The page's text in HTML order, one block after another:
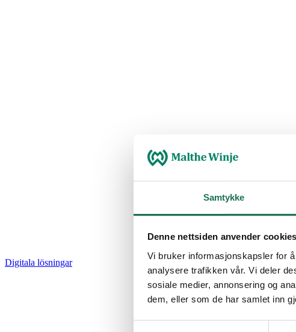
Samtykke
Denne nettsiden anvender cookies
Vi bruker informasjonskapsler for
analysere trafikken vår. Vi deler
sosiale medier, annonsering og
dem, eller som de har samlet inn
Digitala lösningar